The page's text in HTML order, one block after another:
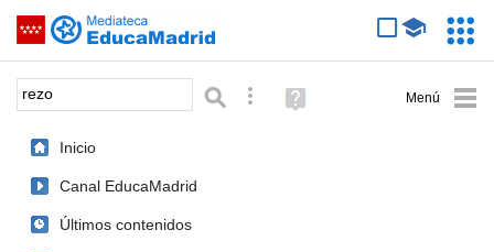
Saltar navegación
Palabra o frase: Búsqueda avanzada
Ayuda
(en
Inicio
Canal EducaMadrid
Últimos contenidos